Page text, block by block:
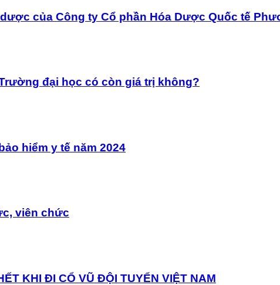
của Công ty Cổ phần Hóa Dược Quốc tế
đại học có còn giá trị không?
hiểm y tế năm 2024
viên chức
KHI ĐI CỔ VŨ ĐỘI TUYỂN VIỆT NAM